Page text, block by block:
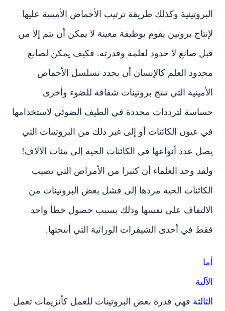
البروتينية وكذلك طريقة ترتيب الأحماض الأمينية عليها
لإنتاج بروتين يقوم بوظيفة معينة لا يمكن أن يتم إلا من
قبل صانع لا حدود لعلمه وقدرته. فكيف يمكن لصانع
محدود العلم كالإنسان أن يحدد تسلسل الأحماض
الأمينية التي تنتج بروتينات شفافة للضوء وأخرى
حساسة لترددات محددة في الطيف الضوئي لاستخدامها
في عيون الكائنات أو إلى غير ذلك من البروتينات التي
يصل عدد أنواعها في الكائنات الحية إلى مئات الآلاف!
ولقد وجد العلماء أن كثيرا من الأمراض التي تصيب
الكائنات الحية مردها إلى فشل بعض البروتينات من
الالتفاف على نفسها وذلك بسبب حصول خطأ واحد
فقط في أحدى الشيفرات الوراثية التي أنتجتها.
أما
الآلية
الثالثة فهي قدرة بعض البروتينات للعمل كأنزيمات تعمل